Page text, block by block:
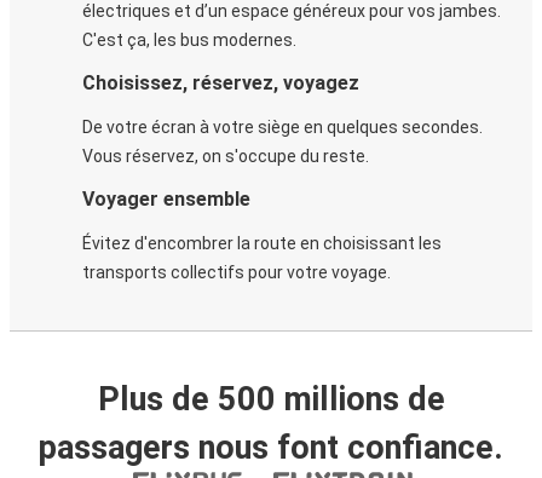
électriques et d’un espace généreux pour vos jambes.
C'est ça, les bus modernes.
Choisissez, réservez, voyagez
De votre écran à votre siège en quelques secondes.
Vous réservez, on s'occupe du reste.
Voyager ensemble
Évitez d'encombrer la route en choisissant les
transports collectifs pour votre voyage.
Plus de 500 millions de
passagers nous font confiance.